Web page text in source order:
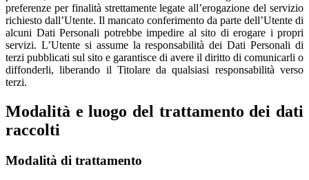
preferenze per finalità strettamente legate all’erogazione del servizio
richiesto dall’Utente. Il mancato conferimento da parte dell’Utente di
alcuni Dati Personali potrebbe impedire al sito di erogare i propri
servizi. L’Utente si assume la responsabilità dei Dati Personali di
terzi pubblicati sul sito e garantisce di avere il diritto di comunicarli o
diffonderli, liberando il Titolare da qualsiasi responsabilità verso
terzi.
Modalità e luogo del trattamento dei dati
raccolti
Modalità di trattamento